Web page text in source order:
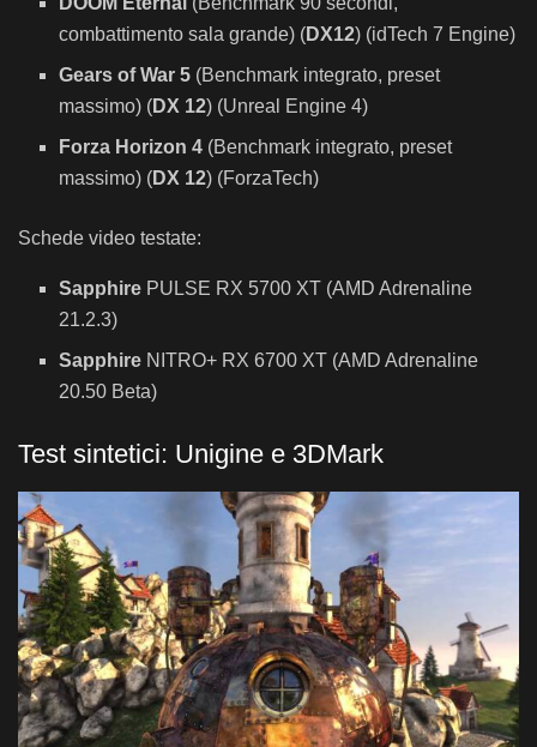
combattimento sala grande) (DX12) (idTech 7 Engine)
Gears of War 5 (Benchmark integrato, preset
massimo) (DX 12) (Unreal Engine 4)
Forza Horizon 4 (Benchmark integrato, preset
massimo) (DX 12) (ForzaTech)
Schede video testate:
Sapphire PULSE RX 5700 XT (AMD Adrenaline
21.2.3)
Sapphire NITRO+ RX 6700 XT (AMD Adrenaline
20.50 Beta)
Test sintetici: Unigine e 3DMark